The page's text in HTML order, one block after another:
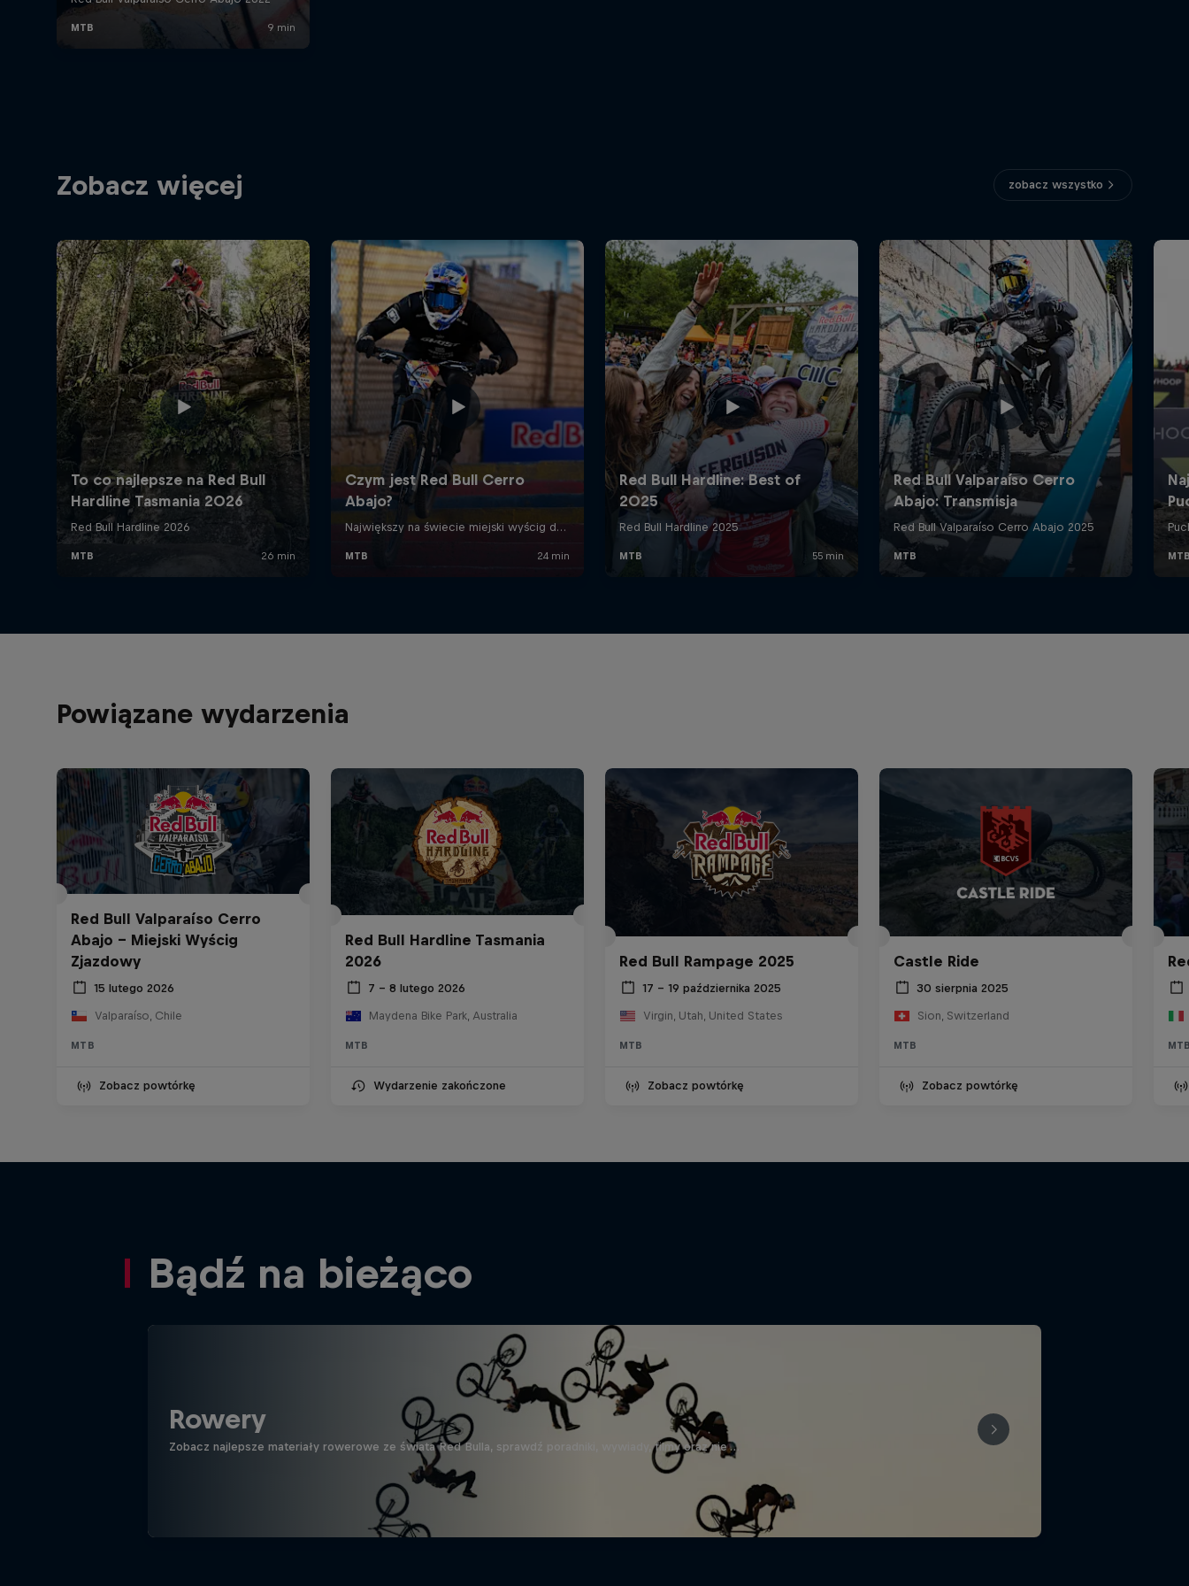
Zobacz więcej zobacz wszystko
Powiązane wydarzenia
Red Bull Valparaíso Cerro
Abajo - Miejski Wyścig
Zjazdowy
15 lutego 2026
Valparaíso, Chile
MTB
Zobacz powtórkę
Red Bull Hardline Tasmania
2026
7 – 8 lutego 2026
Maydena Bike Park, Australia
MTB
Wydarzenie zakończone
Red Bull Rampage 2025
17 – 19 października 2025
Virgin, Utah, United States
MTB
Zobacz powtórkę
Castle Ride
30 sierpnia 2025
Sion, Switzerland
MTB
Zobacz powtórkę
Bądź na bieżąco
Rowery
Zobacz najlepsze materiały rowerowe ze świata Red Bulla, sprawdź poradniki, wywiady, filmy oraz nie …